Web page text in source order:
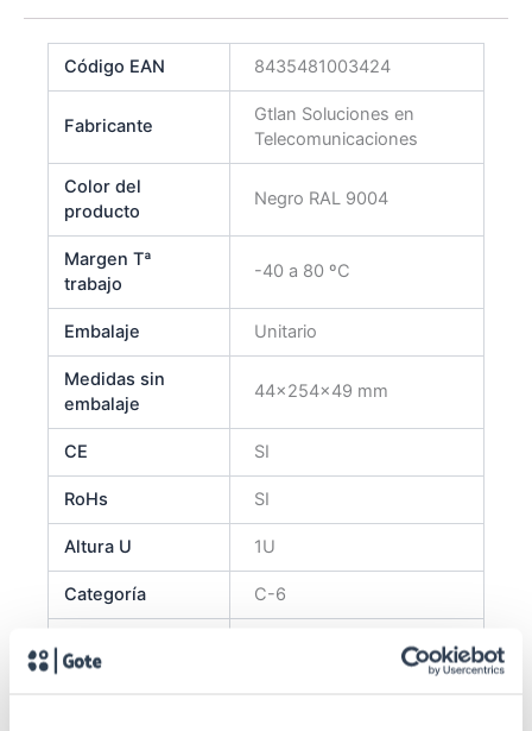
Código EAN 8435481003424
Fabricante
Gtlan Soluciones en
Telecomunicaciones
Color del
producto
Negro RAL 9004
Margen Tª
trabajo
-40 a 80 ºC
Embalaje Unitario
Medidas sin
embalaje
44x254x49 mm
CE SI
RoHs SI
Altura U 1U
Categoría C-6
instalación